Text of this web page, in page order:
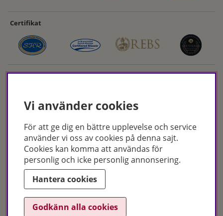
Certifikat
Hudoteket erbjuder ett noga utvalt sortiment inom hudvård, hårvård och
makeup – både online och i butik. Med över 50 års erfarenhet och
utbildade hudterapeuter hjälper vi dig att hitta rätt produkter och
behandlingar för just dina behov. Handla enkelt på hudoteket.se eller
besök oss i Jönköping och Malmö.
Copyright © Hudoteket 2025
Vi använder cookies
För att ge dig en bättre upplevelse och service
använder vi oss av cookies på denna sajt.
Cookies kan komma att användas för
personlig och icke personlig annonsering.
Hantera cookies
Godkänn alla cookies